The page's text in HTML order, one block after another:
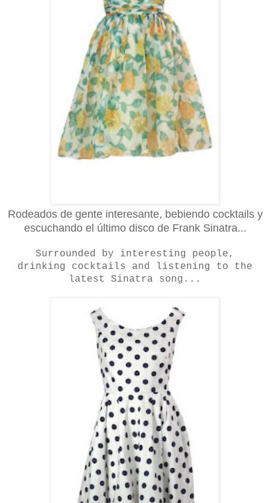
Rodeados de gente interesante, bebiendo cocktails y
escuchando el último disco de Frank Sinatra...
Surrounded by interesting people,
drinking cocktails and listening to the
latest Sinatra song...